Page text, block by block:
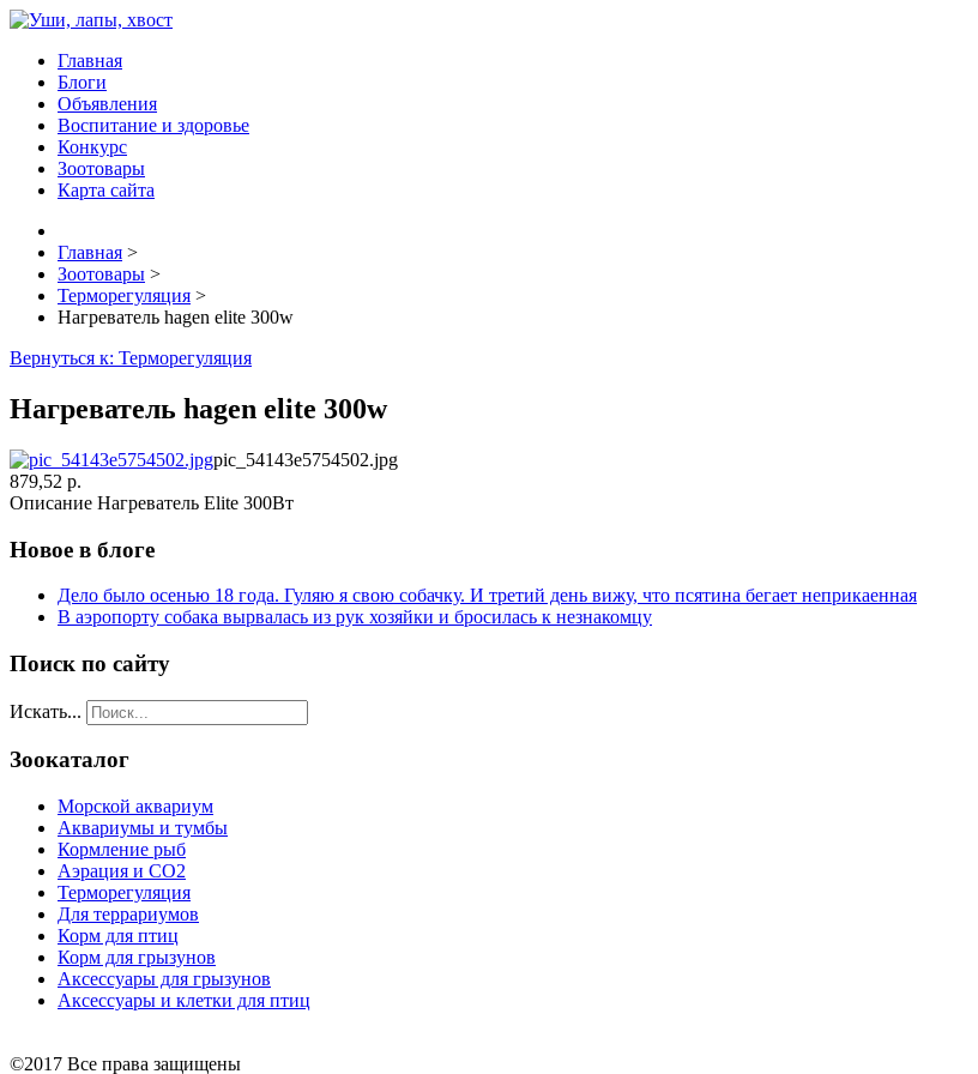
Главная
Блоги
Объявления
Воспитание и здоровье
Конкурс
Зоотовары
Карта сайта
Главная >
Зоотовары >
Терморегуляция >
Нагреватель hagen elite 300w
Вернуться к: Терморегуляция
Нагреватель hagen elite 300w
pic_54143e5754502.jpg
879,52 р.
Описание Нагреватель Elite 300Вт
Новое в блоге
Дело было осенью 18 года. Гуляю я свою собачку. И третий день вижу, что псятина бегает неприкаенная
В аэропорту собака вырвалась из рук хозяйки и бросилась к незнакомцу
Поиск по сайту
Искать...
Зоокаталог
Морской аквариум
Аквариумы и тумбы
Кормление рыб
Аэрация и СО2
Терморегуляция
Для террариумов
Корм для птиц
Корм для грызунов
Аксессуары для грызунов
Аксессуары и клетки для птиц
©2017 Все права защищены